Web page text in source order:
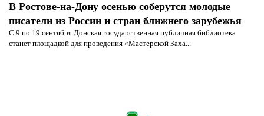
В Ростове-на-Дону осенью соберутся молодые
писатели из России и стран ближнего зарубежья
С 9 по 19 сентября Донская государственная публичная библиотека
станет площадкой для проведения «Мастерской Заха...